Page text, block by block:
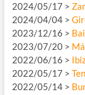
2024/05/17 >
2024/04/04 >
2023/12/16 >
2023/07/20 >
2022/06/16 >
2022/05/17 >
2022/05/14 >